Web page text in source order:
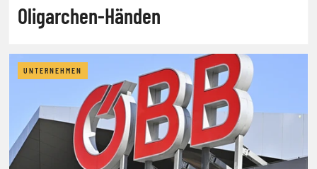
Oligarchen-Händen
UNTERNEHMEN